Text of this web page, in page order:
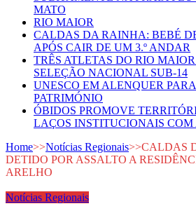
MATO
RIO MAIOR
CALDAS DA RAINHA: BEBÉ
APÓS CAIR DE UM 3.º ANDAR
TRÊS ATLETAS DO RIO
SELEÇÃO NACIONAL SUB-14
UNESCO EM ALENQUER
PATRIMÓNIO
ÓBIDOS PROMOVE
LAÇOS INSTITUCIONAIS COM
Home>>Notícias Regionais>>CALDAS
DETIDO POR ASSALTO A
ARELHO
Notícias Regionais